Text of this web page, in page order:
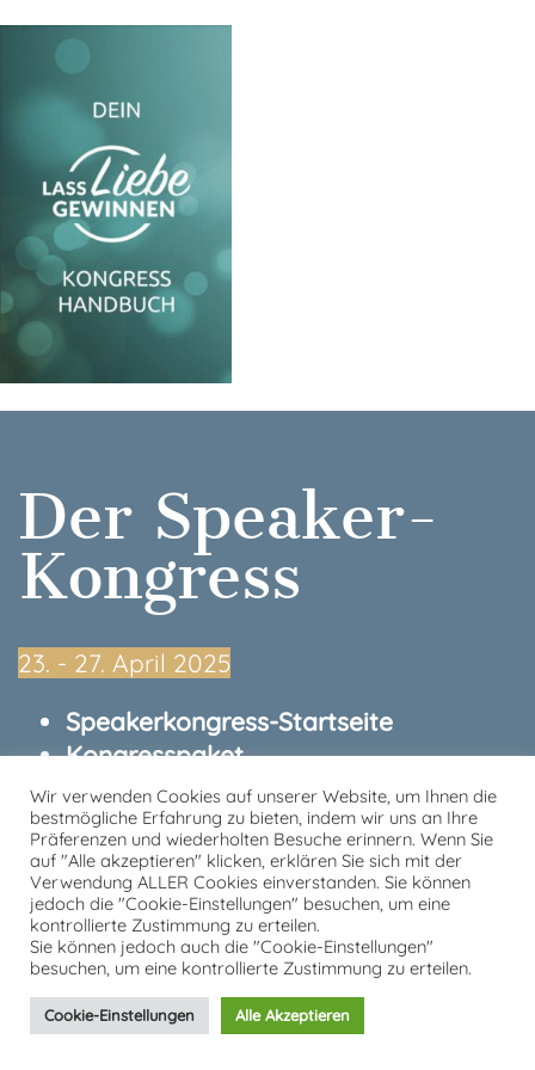
Der Speaker-
Kongress
23.⁠ ⁠- 27. April 2025
Speakerkongress-Startseite
Kongresspaket
Kontakt
Datenschutzerklärung
Impressum
von und mit Tobias Kron
Wir verwenden Cookies auf unserer Website, um Ihnen die
bestmögliche Erfahrung zu bieten, indem wir uns an Ihre
Präferenzen und wiederholten Besuche erinnern. Wenn Sie
auf "Alle akzeptieren" klicken, erklären Sie sich mit der
Verwendung ALLER Cookies einverstanden. Sie können
jedoch die "Cookie-Einstellungen" besuchen, um eine
kontrollierte Zustimmung zu erteilen.
Sie können jedoch auch die "Cookie-Einstellungen"
besuchen, um eine kontrollierte Zustimmung zu erteilen.
Cookie-Einstellungen Alle Akzeptieren